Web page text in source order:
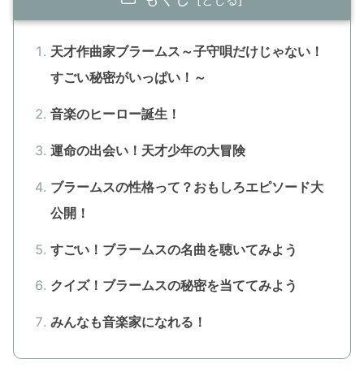
天才作曲家ブラームス～子守唄だけじゃない！
すごい秘密がいっぱい！～
音楽のヒーロー誕生！
運命の出会い！天才少年の大冒険
ブラームスの性格って？おもしろエピソード大
公開！
すごい！ブラームスの名曲を聴いてみよう
クイズ！ブラームスの秘密を当ててみよう
みんなも音楽家になれる！